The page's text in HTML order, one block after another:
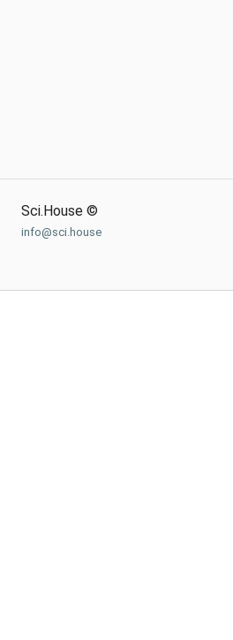
Sci.House ©
info@sci.house